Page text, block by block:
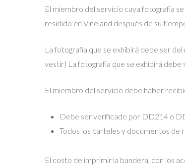
El miembro del servicio cuya fotografía
residido en Vineland después de su
La fotografía que se exhibirá debe ser
vestir) La fotografía que se exhibirá
El miembro del servicio debe haber
Debe ser verificado por DD214 o
Todos los carteles y documentos de
El costo de imprimir la bandera, con los